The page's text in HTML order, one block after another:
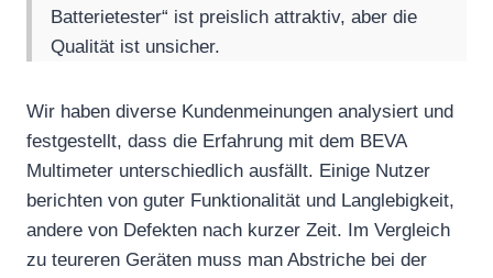
Batterietester“ ist preislich attraktiv, aber die
Qualität ist unsicher.
Wir haben diverse Kundenmeinungen analysiert und
festgestellt, dass die Erfahrung mit dem BEVA
Multimeter unterschiedlich ausfällt. Einige Nutzer
berichten von guter Funktionalität und Langlebigkeit,
andere von Defekten nach kurzer Zeit. Im Vergleich
zu teureren Geräten muss man Abstriche bei der